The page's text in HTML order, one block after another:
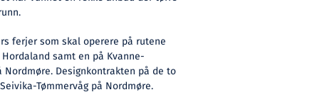
ferjer som skal operere på rutene
samt en på Kvanne-
Nordmøre. Designkontrakten på de to
Tømmervåg på Nordmøre.